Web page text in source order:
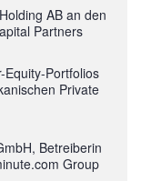
AB an den
Partners
Portfolios
Private
Betreiberin
Group